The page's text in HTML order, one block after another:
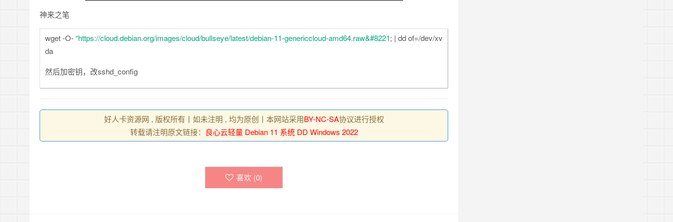
神来之笔
wget -O- “https://cloud.debian.org/images/cloud/bullseye/latest/debian-11-genericcloud-amd64.raw&#8221; | dd of=/dev/xv
da
然后加密钥，改sshd_config
好人卡资源网 , 版权所有丨如未注明 , 均为原创丨本网站采用BY-NC-SA协议进行授权
转载请注明原文链接： 良心云轻量 Debian 11 系统 DD Windows 2022
喜欢 (0)